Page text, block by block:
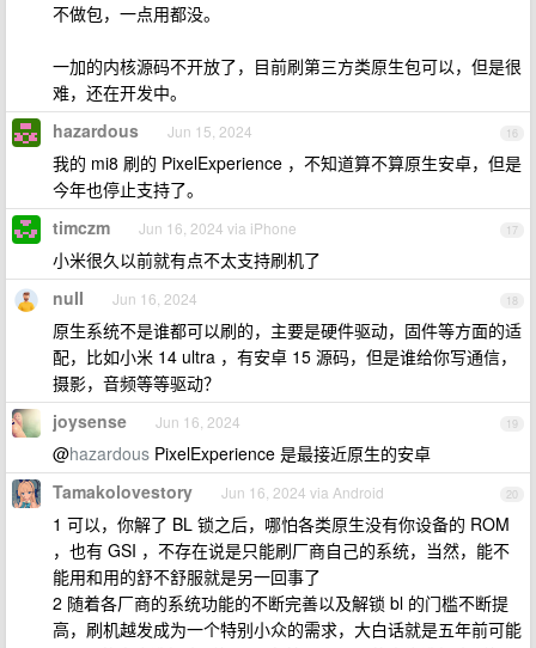
不做包，一点用都没。
一加的内核源码不开放了，目前刷第三方类原生包可以，但是很
难，还在开发中。
16
hazardous Jun 15, 2024
我的 mi8 刷的 PixelExperience ，不知道算不算原生安卓，但是
今年也停止支持了。
17
timczm Jun 16, 2024 via iPhone
小米很久以前就有点不太支持刷机了
18
nuII Jun 16, 2024
原生系统不是谁都可以刷的，主要是硬件驱动，固件等方面的适
配，比如小米 14 ultra ，有安卓 15 源码，但是谁给你写通信，
摄影，音频等等驱动？
19
joysense Jun 16, 2024
@hazardous PixelExperience 是最接近原生的安卓
20
Tamakolovestory Jun 16, 2024 via Android
1 可以，你解了 BL 锁之后，哪怕各类原生没有你设备的 ROM
，也有 GSI ，不存在说是只能刷厂商自己的系统，当然，能不
能用和用的舒不舒服就是另一回事了
2 随着各厂商的系统功能的不断完善以及解锁 bl 的门槛不断提
高，刷机越发成为一个特别小众的需求，大白话就是五年前可能